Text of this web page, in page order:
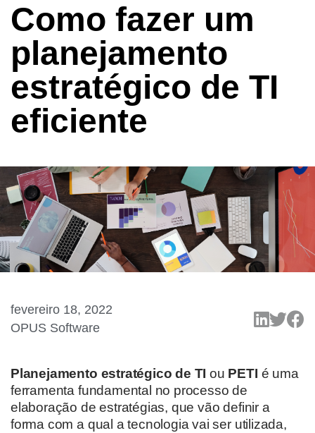
Como fazer um
planejamento
estratégico de TI
eficiente
fevereiro 18, 2022
OPUS Software
Planejamento estratégico de TI ou PETI é uma
ferramenta fundamental no processo de
elaboração de estratégias, que vão definir a
forma com a qual a tecnologia vai ser utilizada,